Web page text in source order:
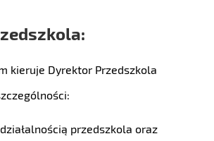
kieruje Dyrektor Przedszkola
przedszkola oraz